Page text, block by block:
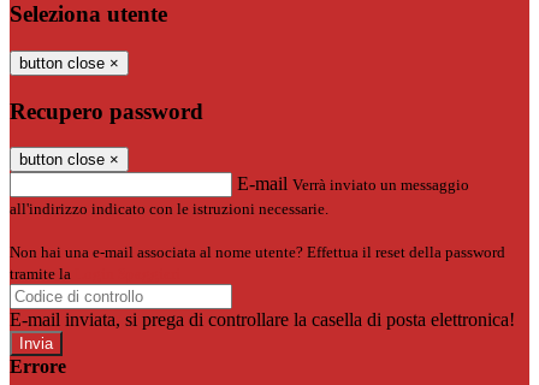
Seleziona utente
button close ×
Recupero password
button close ×
E-mail Verrà inviato un messaggio
all'indirizzo indicato con le istruzioni necessarie.
Non hai una e-mail associata al nome utente? Effettua il reset della password
tramite la
E-mail inviata, si prega di controllare la casella di posta elettronica!
Errore